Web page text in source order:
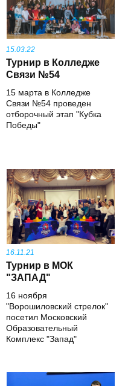
15.03.22
Турнир в Колледже
Связи №54
15 марта в Колледже
Связи №54 проведен
отборочный этап "Кубка
Победы"
16.11.21
Турнир в МОК
"ЗАПАД"
16 ноября
"Ворошиловский стрелок"
посетил Московский
Образовательный
Комплекс "Запад"